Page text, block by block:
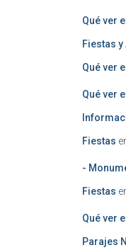
Qué ver
Fiestas
Qué ver
Qué ver
Fiestas
-
Fiestas
Qué ver
Parajes